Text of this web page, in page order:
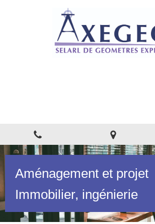
Aménagement et projet
Immobilier, ingénierie